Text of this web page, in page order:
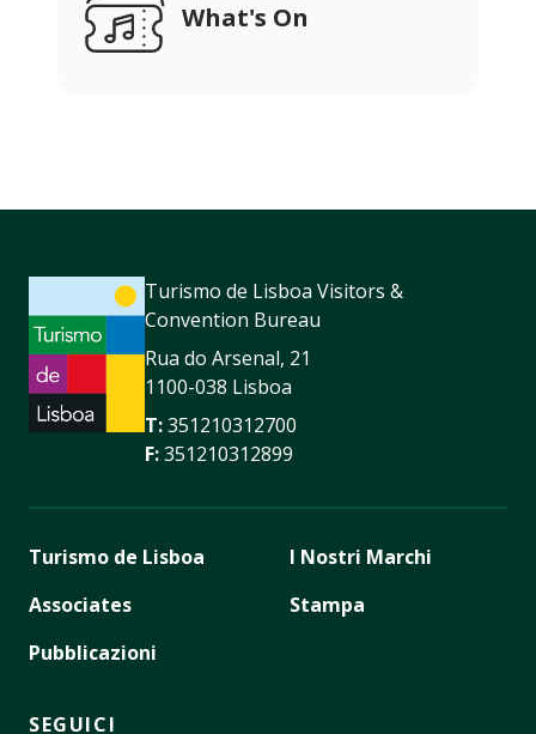
What's On
Turismo de Lisboa Visitors &
Convention Bureau
Rua do Arsenal, 21
1100-038 Lisboa
T:351210312700
F:351210312899
Turismo de Lisboa
Associates
Pubblicazioni
I Nostri Marchi
Stampa
SEGUICI